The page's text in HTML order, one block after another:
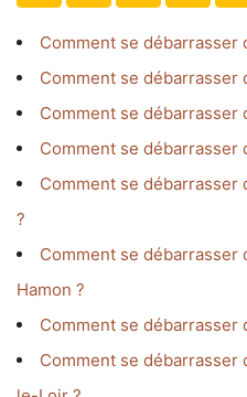
Comment se débarrasser
Comment se débarrasser
Comment se débarrasser
Comment se débarrasser
Comment se débarrasser
?
Comment se
Hamon ?
Comment se débarrasser
Comment se